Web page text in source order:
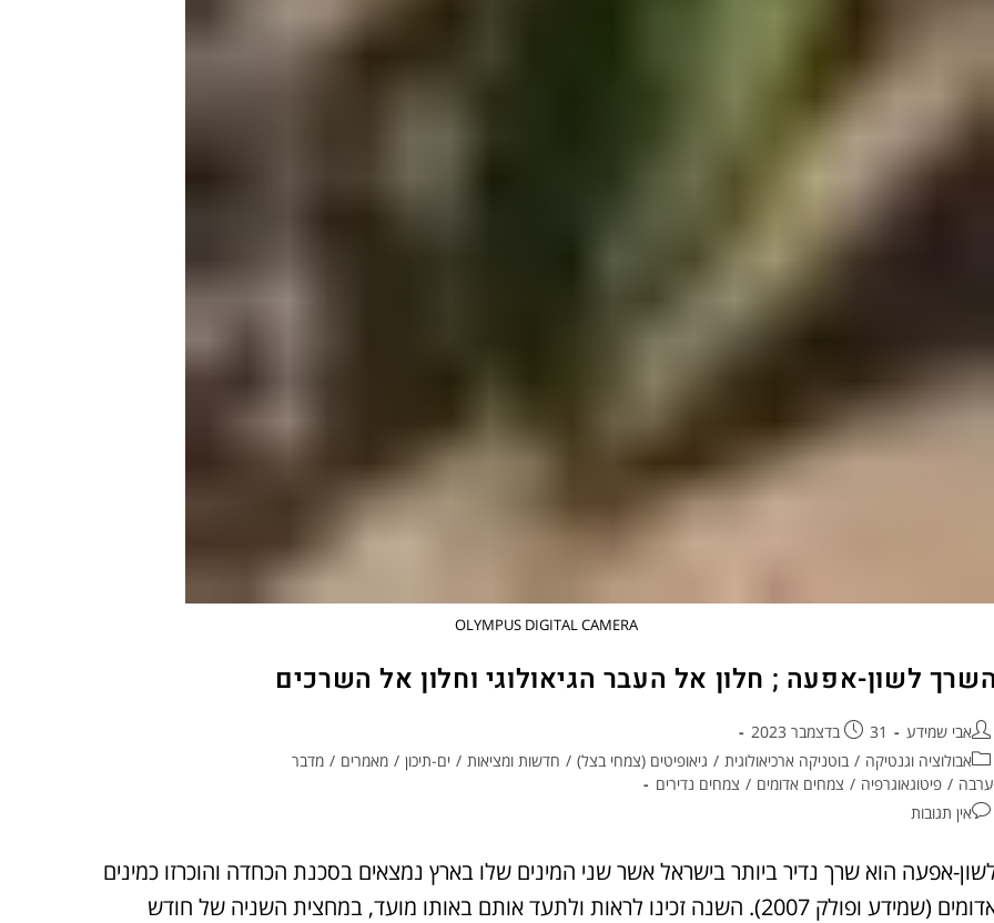
OLYMPUS DIGITAL CAMERA
השרך לשון-אפעה ; חלון אל העבר הגיאולוגי וחלון אל השרכים
אבי שמידע
31 בדצמבר 2023
אבולוציה וגנטיקה / בוטניקה ארכיאולוגית / גיאופיטים (צמחי בצל) / חדשות ומציאות / ים-תיכון / מאמרים / מדבר
/ פיטוגאוגרפיה / צמחים אדומים / צמחים נדירים
אין תגובות
אפעה הוא שרך נדיר ביותר בישראל אשר שני המינים שלו בארץ נמצאים בסכנת הכחדה והוכרזו כמינים
אדומים (שמידע ופולק 2007). השנה זכינו לראות ולתעד אותם באותו מועד, במחצית השניה של חודש